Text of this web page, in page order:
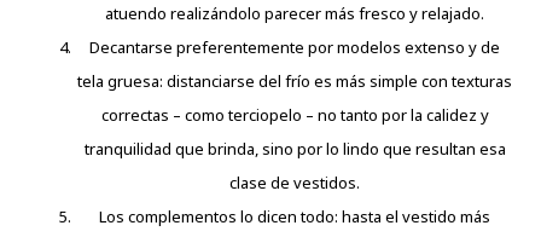
atuendo realizándolo parecer más fresco y relajado.
Decantarse preferentemente por modelos extenso y de
tela gruesa: distanciarse del frío es más simple con texturas
correctas – como terciopelo – no tanto por la calidez y
tranquilidad que brinda, sino por lo lindo que resultan esa
clase de vestidos.
Los complementos lo dicen todo: hasta el vestido más